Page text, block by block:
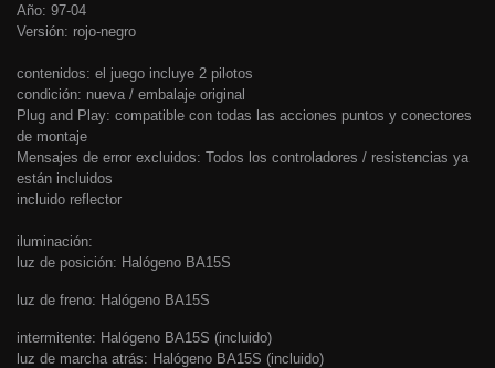
Año: 97-04
Versión: rojo-negro
contenidos: el juego incluye 2 pilotos
condición: nueva / embalaje original
Plug and Play: compatible con todas las acciones puntos y conectores
de montaje
Mensajes de error excluidos: Todos los controladores / resistencias ya
están incluidos
incluido reflector
iluminación:
luz de posición: Halógeno BA15S
luz de freno: Halógeno BA15S
intermitente: Halógeno BA15S (incluido)
luz de marcha atrás: Halógeno BA15S (incluido)